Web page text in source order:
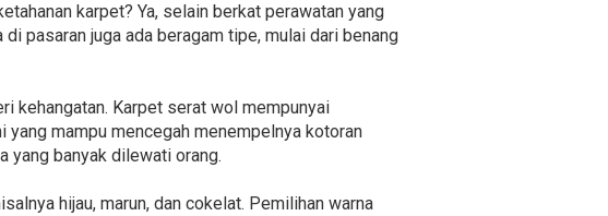
karpet? Ya, selain berkat perawatan yang
pasaran juga ada beragam tipe, mulai dari benang
kehangatan. Karpet serat wol mempunyai
mampu mencegah menempelnya kotoran
yang banyak dilewati orang.
hijau, marun, dan cokelat. Pemilihan warna